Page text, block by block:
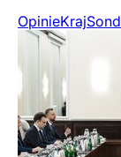
OpinieKraj